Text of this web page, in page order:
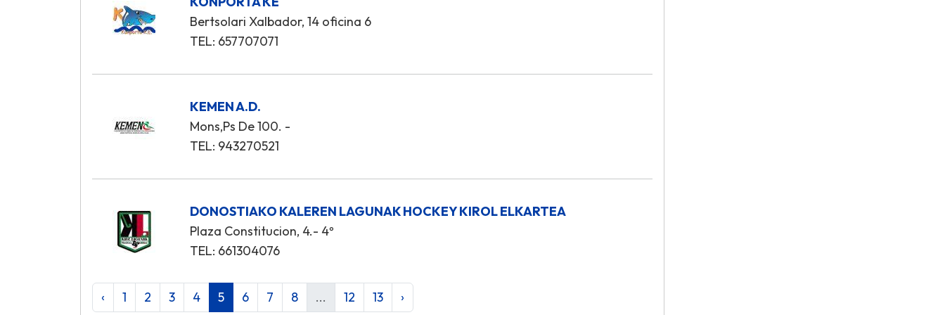
Bertsolari Xalbador, 14 oficina 6
TEL: 657707071
KEMEN A.D.
Mons,Ps De 100. -
TEL: 943270521
DONOSTIAKO KALEREN LAGUNAK HOCKEY KIROL ELKARTEA
Plaza Constitucion, 4.- 4º
TEL: 661304076
‹ 1 2 3 4 5 6 7 8 ... 12 13 ›